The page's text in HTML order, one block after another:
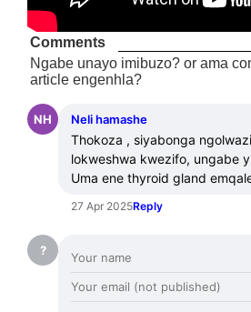
Comments
Ngabe unayo imibuzo? or ama
article engenhla?
NH Neli hamashe
Thokoza , siyabonga
lokweshwa kwezifo, ungabe
Uma ene thyroid gland
27 Apr 2025Reply
?